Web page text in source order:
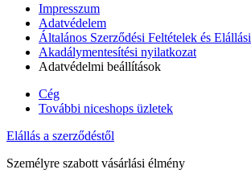
Impresszum
Adatvédelem
Általános Szerződési Feltételek és
Akadálymentesítési nyilatkozat
Adatvédelmi beállítások
Cég
További niceshops üzletek
Elállás a szerződéstől
Személyre szabott vásárlási élmény